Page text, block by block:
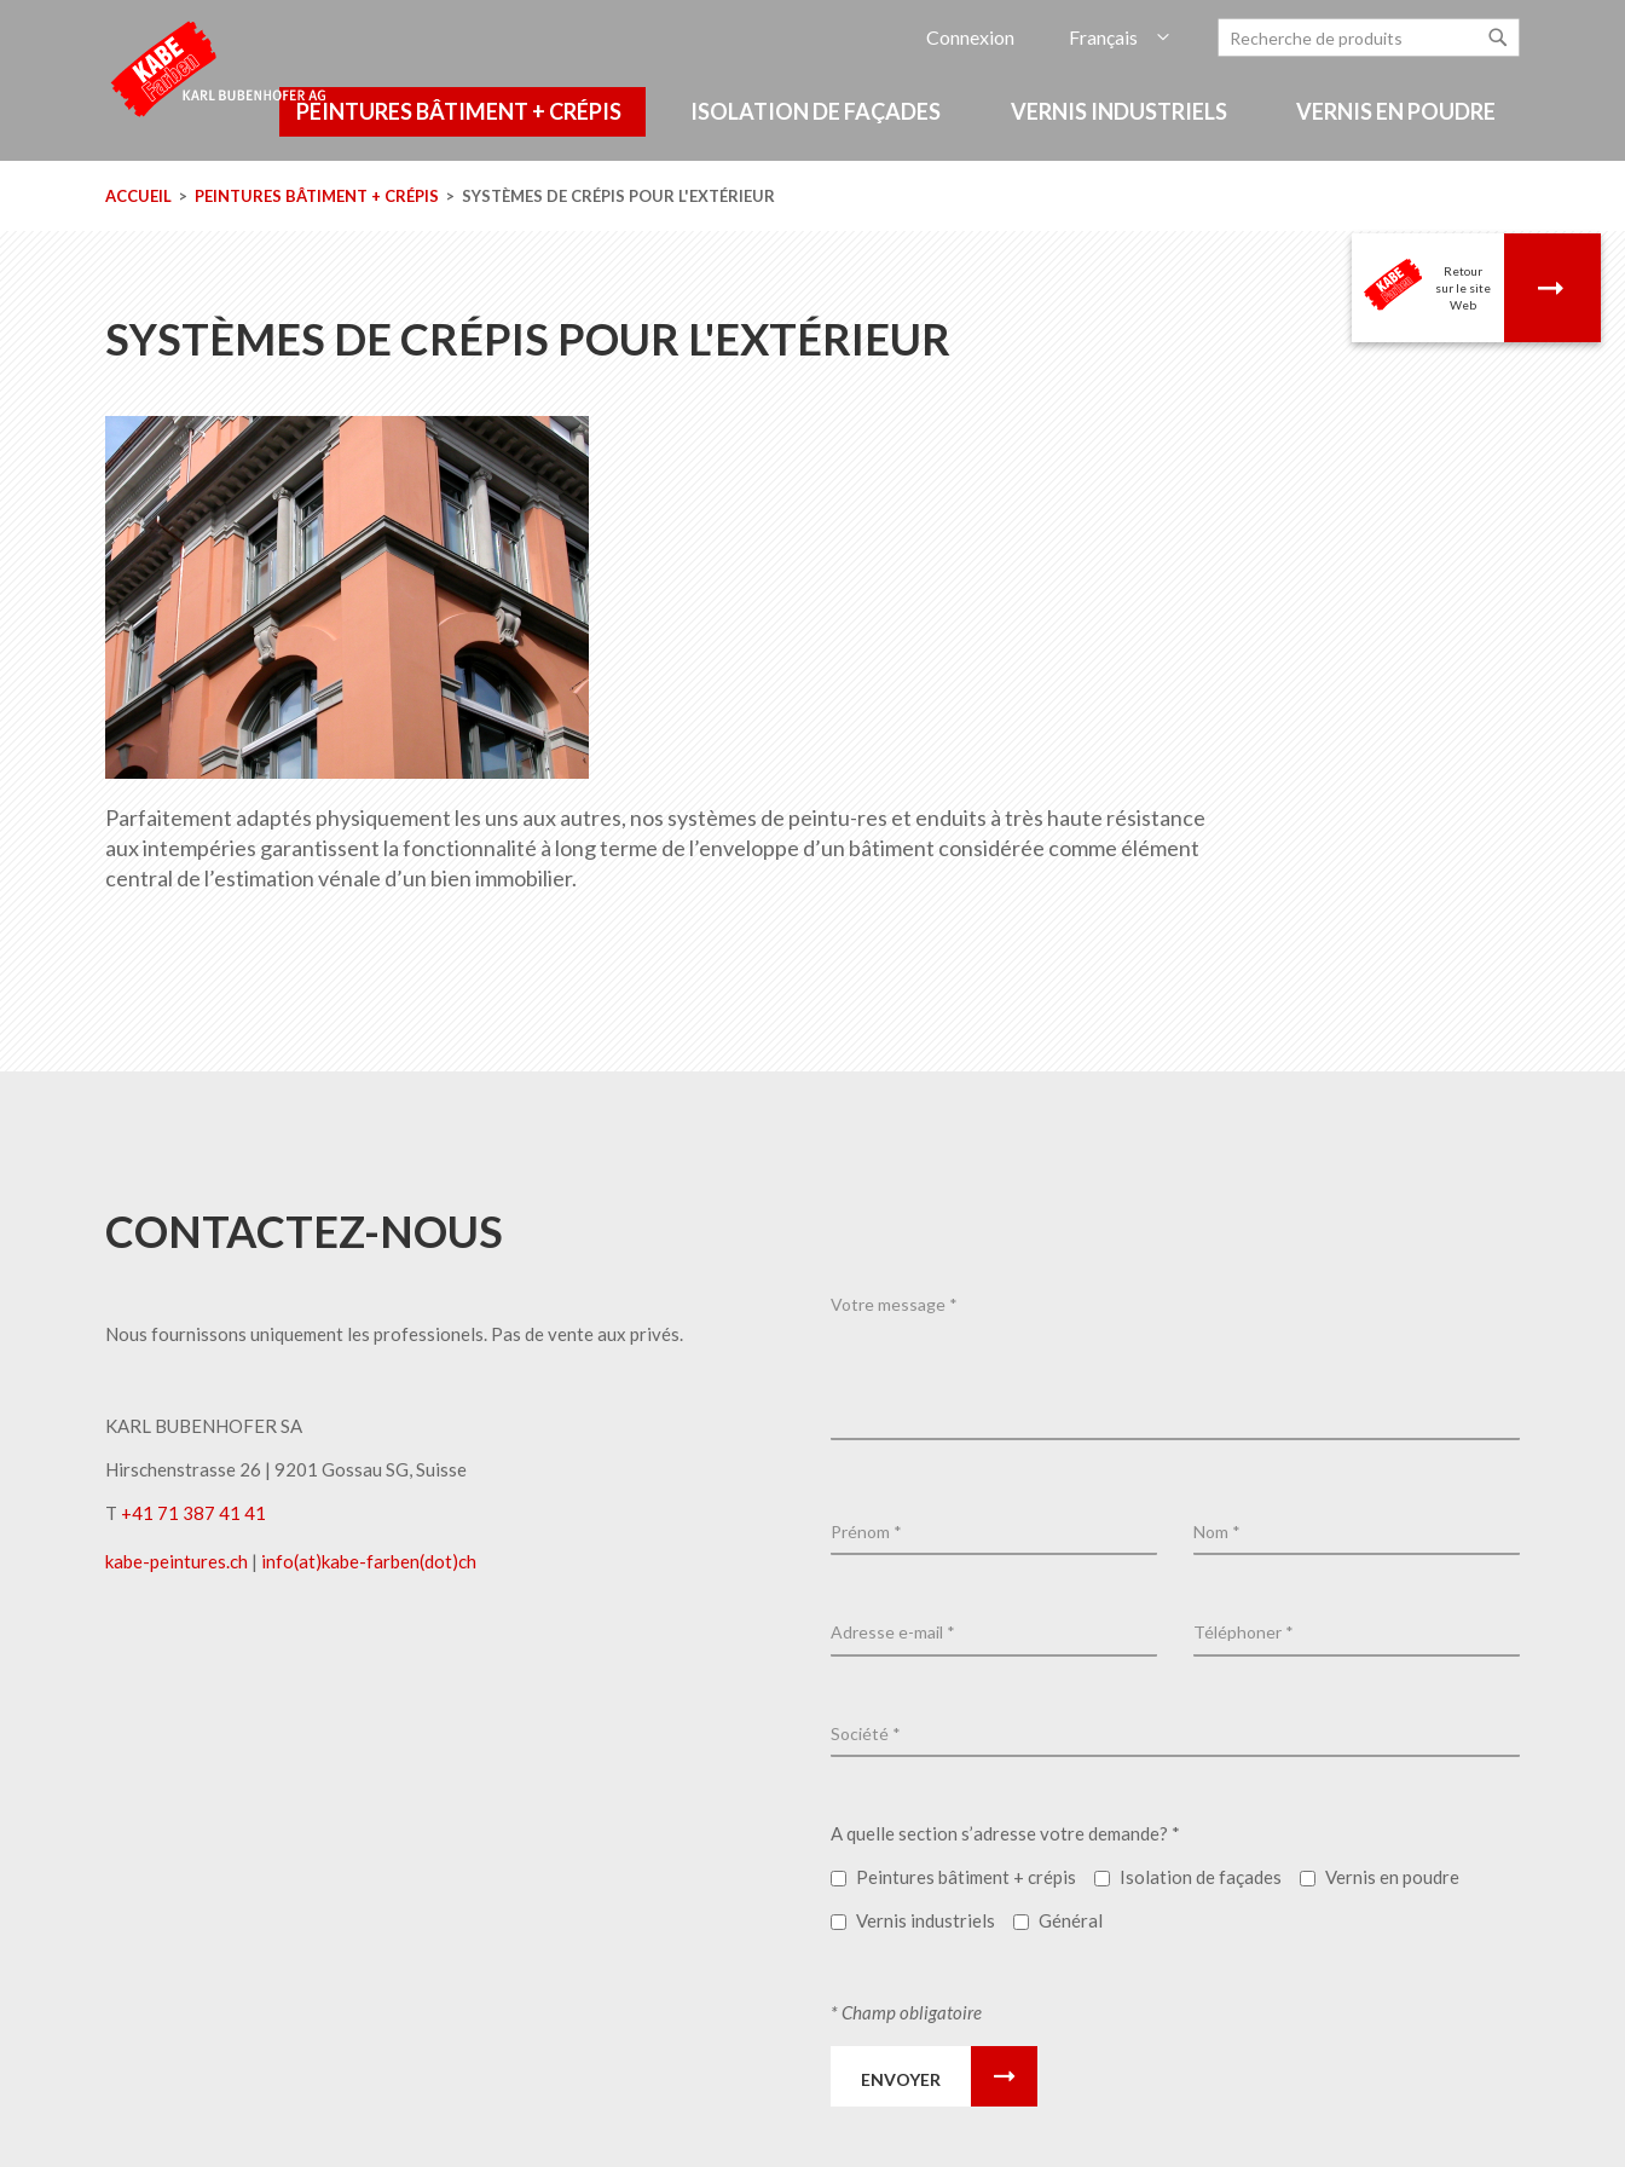
Connexion
Français
Search
Retour
sur le site
Web
PEINTURES BÂTIMENT + CRÉPIS ISOLATION DE FAÇADES VERNIS INDUSTRIELS VERNIS EN POUDRE
ACCUEIL PEINTURES BÂTIMENT + CRÉPIS SYSTÈMES DE CRÉPIS POUR L'EXTÉRIEUR
SYSTÈMES DE CRÉPIS POUR L'EXTÉRIEUR
Parfaitement adaptés physiquement les uns aux autres, nos systèmes de peintu-res et enduits à très haute résistance
aux intempéries garantissent la fonctionnalité à long terme de l’enveloppe d’un bâtiment considérée comme élément
central de l’estimation vénale d’un bien immobilier.
CONTACTEZ-NOUS
Nous fournissons uniquement les professionels. Pas de vente aux privés.
KARL BUBENHOFER SA
Hirschenstrasse 26 | ​9201 Gossau SG, Suisse
T +41 71 387 41 41
kabe-peintures.ch | info(at)kabe-​farben(dot)ch
A quelle section s’adresse votre demande? *
Peintures bâtiment + crépis
Isolation de façades
Vernis en poudre
Vernis industriels
Général
* Champ obligatoire
ENVOYER